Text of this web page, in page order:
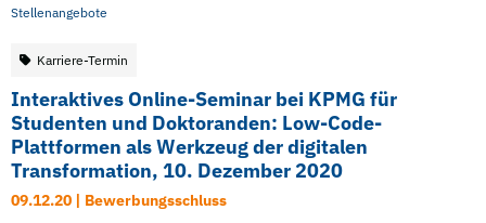
Stellenangebote
Karriere-Termin
Interaktives Online-Seminar bei KPMG für
Studenten und Doktoranden: Low-Code-
Plattformen als Werkzeug der digitalen
Transformation, 10. Dezember 2020
09.12.20 | Bewerbungsschluss